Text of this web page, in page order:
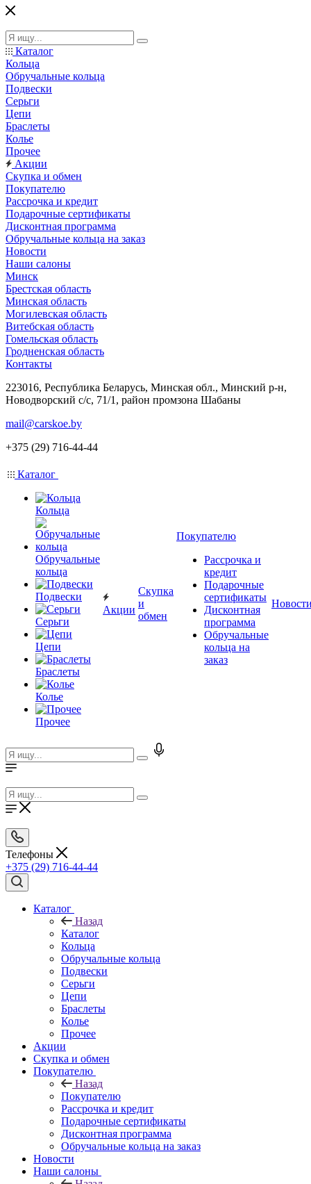
Каталог
Кольца
Обручальные кольца
Подвески
Серьги
Цепи
Браслеты
Колье
Прочее
Акции
Скупка и обмен
Покупателю
Рассрочка и кредит
Подарочные сертификаты
Дисконтная программа
Обручальные кольца на заказ
Новости
Наши салоны
Минск
Брестская область
Минская область
Могилевская область
Витебская область
Гомельская область
Гродненская область
Контакты
223016, Республика Беларусь, Минская обл., Минский р-н,
Новодворский с/с, 71/1, район промзона Шабаны
mail@carskoe.by
+375 (29) 716-44-44
Каталог
Кольца
Обручальные
кольца
Подвески
Серьги
Цепи
Браслеты
Колье
Прочее
Акции
Скупка
и
обмен
Покупателю
Рассрочка и
кредит
Подарочные
сертификаты
Дисконтная
программа
Обручальные
кольца на
заказ
Телефоны
+375 (29) 716-44-44
Каталог
Назад
Каталог
Кольца
Обручальные кольца
Подвески
Серьги
Цепи
Браслеты
Колье
Прочее
Акции
Скупка и обмен
Покупателю
Назад
Покупателю
Рассрочка и кредит
Подарочные сертификаты
Дисконтная программа
Обручальные кольца на заказ
Новости
Наши салоны